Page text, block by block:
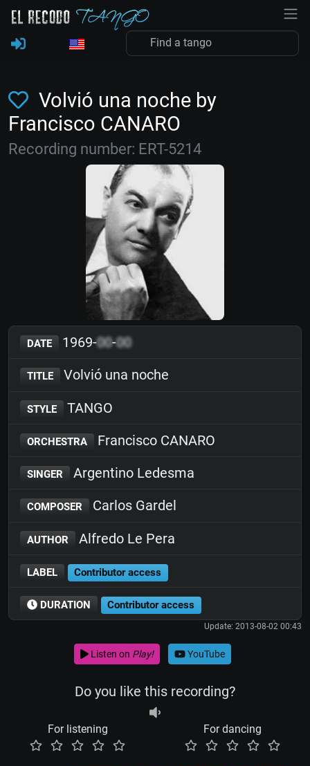
Volvió una noche by
Francisco CANARO
Recording number: ERT-5214
DATE 1969-00-00
TITLE Volvió una noche
STYLE TANGO
ORCHESTRA Francisco CANARO
SINGER Argentino Ledesma
COMPOSER Carlos Gardel
AUTHOR Alfredo Le Pera
LABEL Contributor access
DURATION Contributor access
Update: 2013-08-02 00:43
Listen on Play! YouTube
Do you like this recording?
For listening For dancing